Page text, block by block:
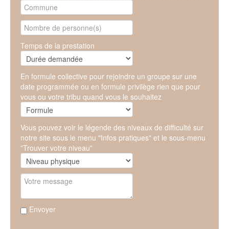
Temps de la prestation
En formule collective pour rejoindre un groupe sur une
date programmée ou en formule privilège rien que pour
vous ou votre tribu quand vous le souhaitez
Vous pouvez voir le légende des niveaux de difficulté sur
notre site sous le menu "Infos pratiques" et le sous-menu
"Trouver votre niveau"
Envoyer